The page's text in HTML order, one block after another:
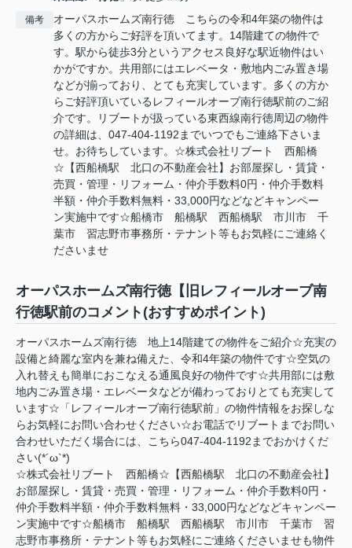
備考
オーパスホームズ南行徳 こちらの令和4年築の物件は
多くの方からご好評を頂いてます。14階建ての物件で
す。駅から徒歩3分というアクセス良好な駅近物件はい
かがですか。共用部にはエレベータ・敷地内ごみ置き場
などが揃っており、とても充実しています。多くの方か
らご好評頂いているレフィールオーブ南行徳駅前のご紹
介です。リブートが扱っている東西線南行徳周辺の物件
の詳細は、047-404-1192までいつでもご連絡下さいま
せ。お待ちしています。☆株式会社リブート 西船橋
☆【西船橋駅 北口の不動産会社】お部屋探し・賃貸・
売買・管理・リフォーム・仲介手数料0円・仲介手数料
半額・仲介手数料無料・33,000円などなどキャンペー
ン実施中です☆船橋市 船橋駅 西船橋駅 市川市 千
葉市 習志野市事務所・テナント等もお気軽にご連絡く
ださいませ
オーパスホームズ南行徳【旧レフィールオーブ南
行徳駅前のコメント(おすすめポイント)
オーパスホームズ南行徳 地上14階建ての物件をご紹介☆充実の
設備と綺麗な室内を兼ね備えた、令和4年築の物件です☆空気の
入れ替えも簡単におこなえる通風良好の物件です☆共用部には敷
地内ごみ置き場・エレベータなどが備わっておりとても充実して
います☆「レフィールオーブ南行徳駅前」の物件情報をお探しな
らお気軽にお問い合わせください☆お電話でリブートまでお問い
合わせいただく場合には、こちら047-404-1192までおかけくだ
さい(*´ω`*)
☆株式会社リブート 西船橋☆【西船橋駅 北口の不動産会社】
お部屋探し・賃貸・売買・管理・リフォーム・仲介手数料0円・
仲介手数料半額・仲介手数料無料・33,000円などなどキャンペー
ン実施中です☆船橋市 船橋駅 西船橋駅 市川市 千葉市 習
志野市事務所・テナント等もお気軽にご連絡くださいませも物件